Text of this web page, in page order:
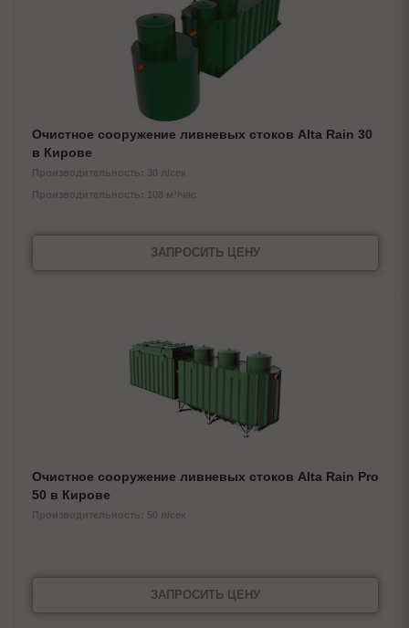
Очистное сооружение ливневых стоков Alta Rain 30
в Кирове
Производительность: 30 л/сек
Производительность: 108 м³/час
ЗАПРОСИТЬ ЦЕНУ
Очистное сооружение ливневых стоков Alta Rain Pro
50 в Кирове
Производительность: 50 л/сек
ЗАПРОСИТЬ ЦЕНУ